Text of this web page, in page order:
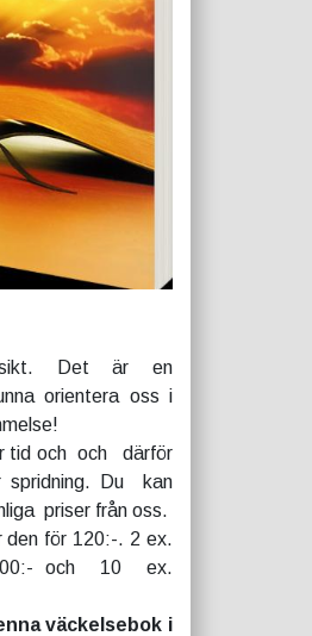
Det är en
orientera oss i
tid och och därför
Du kan
priser från oss.
den för 120:-. 2 ex.
och 10 ex.
väckelsebok i